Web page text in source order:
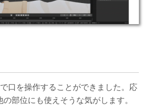
口を操作することができました。応
部位にも使えそうな気がします。